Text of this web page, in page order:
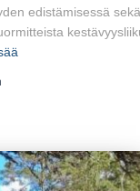
edistämisessä